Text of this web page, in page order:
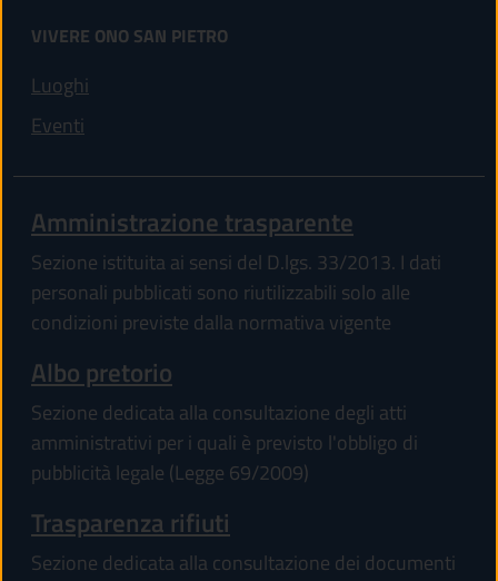
VIVERE ONO SAN PIETRO
Luoghi
Eventi
Amministrazione trasparente
Sezione istituita ai sensi del D.lgs. 33/2013. I dati
personali pubblicati sono riutilizzabili solo alle
condizioni previste dalla normativa vigente
Albo pretorio
Sezione dedicata alla consultazione degli atti
amministrativi per i quali è previsto l'obbligo di
pubblicità legale (Legge 69/2009)
Trasparenza rifiuti
Sezione dedicata alla consultazione dei documenti